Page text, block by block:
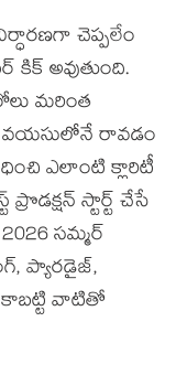
చెప్పలేం
అవుతుంది.
మరింత
వయసులోనే రావడం
ఎలాంటి క్లారిటీ
స్టార్ట్ చేసే
సమ్మర్
ప్యారడైజ్,
వాటితో